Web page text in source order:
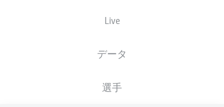
Live
データ
選手
14.11.1990